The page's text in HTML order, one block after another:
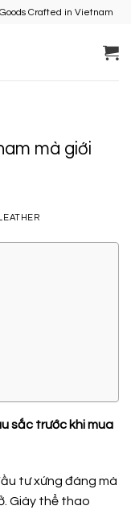
Crafted in Vietnam
mà giới
sắc trước khi mua
tư xứng đáng mà
Giày thể thao